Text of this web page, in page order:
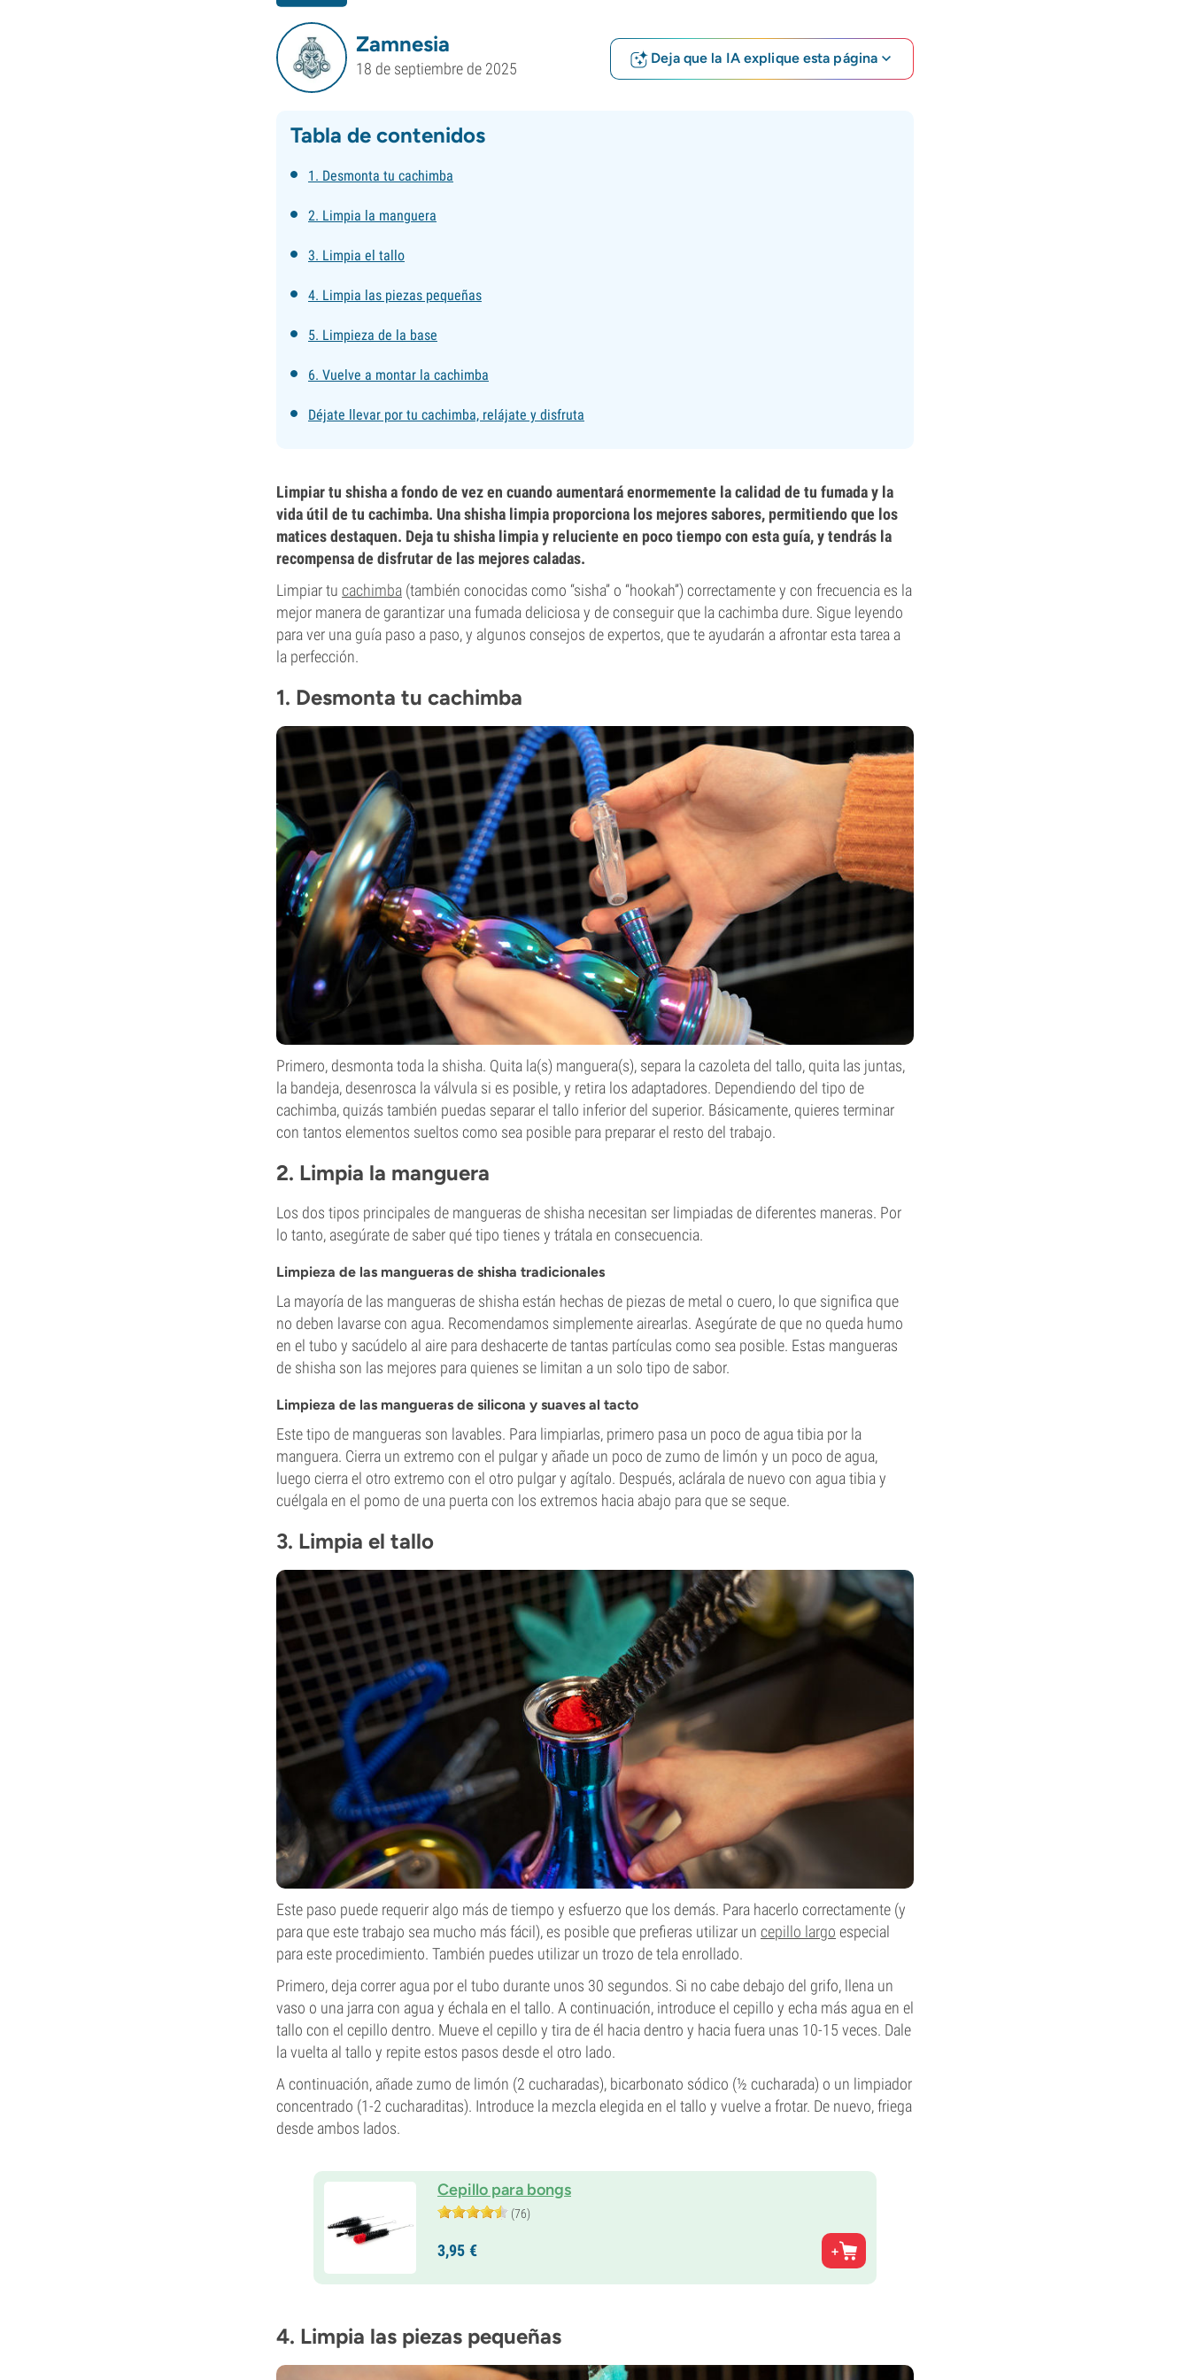
Zamnesia
18 de septiembre de 2025
Deja que la IA explique esta página
Tabla de contenidos
1. Desmonta tu cachimba
2. Limpia la manguera
3. Limpia el tallo
4. Limpia las piezas pequeñas
5. Limpieza de la base
6. Vuelve a montar la cachimba
Déjate llevar por tu cachimba, relájate y disfruta
Limpiar tu shisha a fondo de vez en cuando aumentará enormemente la calidad de tu fumada y la
vida útil de tu cachimba. Una shisha limpia proporciona los mejores sabores, permitiendo que los
matices destaquen. Deja tu shisha limpia y reluciente en poco tiempo con esta guía, y tendrás la
recompensa de disfrutar de las mejores caladas.
Limpiar tu cachimba (también conocidas como “sisha” o “hookah”) correctamente y con frecuencia es la
mejor manera de garantizar una fumada deliciosa y de conseguir que la cachimba dure. Sigue leyendo
para ver una guía paso a paso, y algunos consejos de expertos, que te ayudarán a afrontar esta tarea a
la perfección.
1. Desmonta tu cachimba
Primero, desmonta toda la shisha. Quita la(s) manguera(s), separa la cazoleta del tallo, quita las juntas,
la bandeja, desenrosca la válvula si es posible, y retira los adaptadores. Dependiendo del tipo de
cachimba, quizás también puedas separar el tallo inferior del superior. Básicamente, quieres terminar
con tantos elementos sueltos como sea posible para preparar el resto del trabajo.
2. Limpia la manguera
Los dos tipos principales de mangueras de shisha necesitan ser limpiadas de diferentes maneras. Por
lo tanto, asegúrate de saber qué tipo tienes y trátala en consecuencia.
Limpieza de las mangueras de shisha tradicionales
La mayoría de las mangueras de shisha están hechas de piezas de metal o cuero, lo que significa que
no deben lavarse con agua. Recomendamos simplemente airearlas. Asegúrate de que no queda humo
en el tubo y sacúdelo al aire para deshacerte de tantas partículas como sea posible. Estas mangueras
de shisha son las mejores para quienes se limitan a un solo tipo de sabor.
Limpieza de las mangueras de silicona y suaves al tacto
Este tipo de mangueras son lavables. Para limpiarlas, primero pasa un poco de agua tibia por la
manguera. Cierra un extremo con el pulgar y añade un poco de zumo de limón y un poco de agua,
luego cierra el otro extremo con el otro pulgar y agítalo. Después, aclárala de nuevo con agua tibia y
cuélgala en el pomo de una puerta con los extremos hacia abajo para que se seque.
3. Limpia el tallo
Este paso puede requerir algo más de tiempo y esfuerzo que los demás. Para hacerlo correctamente (y
para que este trabajo sea mucho más fácil), es posible que prefieras utilizar un cepillo largo especial
para este procedimiento. También puedes utilizar un trozo de tela enrollado.
Primero, deja correr agua por el tubo durante unos 30 segundos. Si no cabe debajo del grifo, llena un
vaso o una jarra con agua y échala en el tallo. A continuación, introduce el cepillo y echa más agua en el
tallo con el cepillo dentro. Mueve el cepillo y tira de él hacia dentro y hacia fuera unas 10-15 veces. Dale
la vuelta al tallo y repite estos pasos desde el otro lado.
A continuación, añade zumo de limón (2 cucharadas), bicarbonato sódico (½ cucharada) o un limpiador
concentrado (1-2 cucharaditas). Introduce la mezcla elegida en el tallo y vuelve a frotar. De nuevo, friega
desde ambos lados.
Cepillo para bongs
(76)
3,95 €
4. Limpia las piezas pequeñas